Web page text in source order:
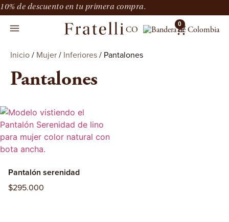
10% de descuento en tu primera compra.
CO
0
Inicio/ Mujer/ Inferiores/ Pantalones
Pantalones
Pantalón serenidad
$295.000